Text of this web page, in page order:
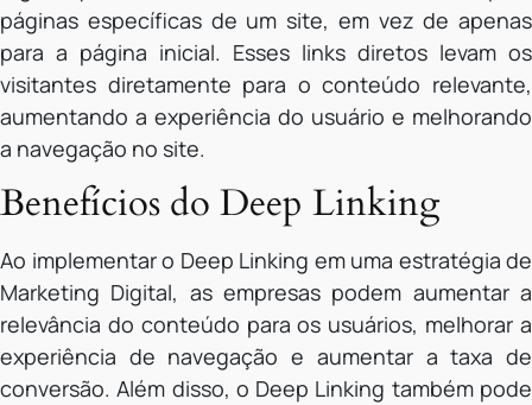
páginas específicas de um site, em vez de apenas
para a página inicial. Esses links diretos levam os
visitantes diretamente para o conteúdo relevante,
aumentando a experiência do usuário e melhorando
a navegação no site.
Benefícios do Deep Linking
Ao implementar o Deep Linking em uma estratégia de
Marketing Digital, as empresas podem aumentar a
relevância do conteúdo para os usuários, melhorar a
experiência de navegação e aumentar a taxa de
conversão. Além disso, o Deep Linking também pode